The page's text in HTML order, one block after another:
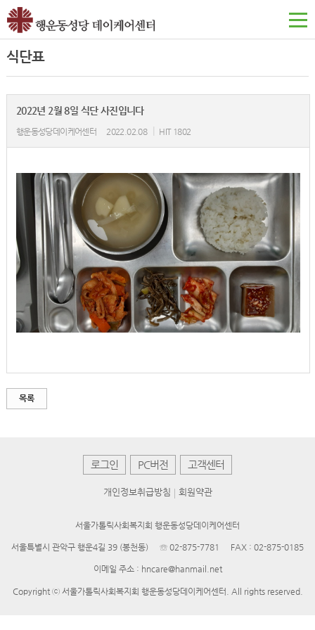
식단표
2022년 2월 8일 식단 사진입니다
행운동성당데이케어센터 2022.02.08 HIT 1802
목록
로그인 PC버전 고객센터
개인정보취급방침 회원약관
서울가톨릭사회복지회 행운동성당데이케어센터
서울특별시 관악구 행운4길 39 (봉천동) ☏ 02-875-7781 FAX : 02-875-0185
이메일 주소 : hncare@hanmail.net
Copyright ⓒ 서울가톨릭사회복지회 행운동성당데이케어센터. All rights reserved.